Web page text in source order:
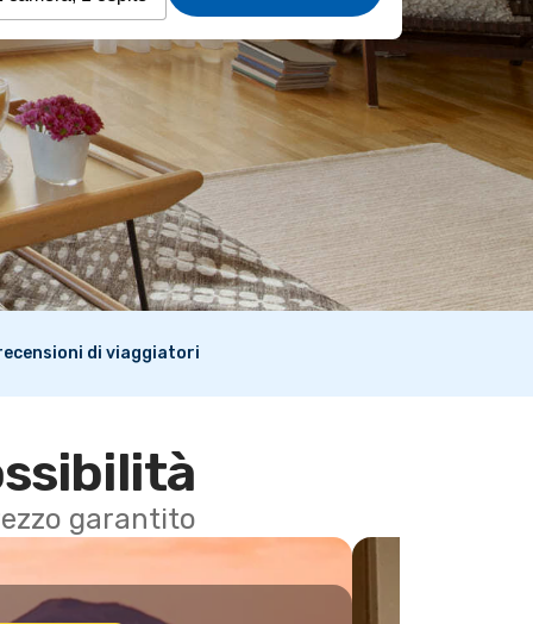
di viaggiatori
garantito